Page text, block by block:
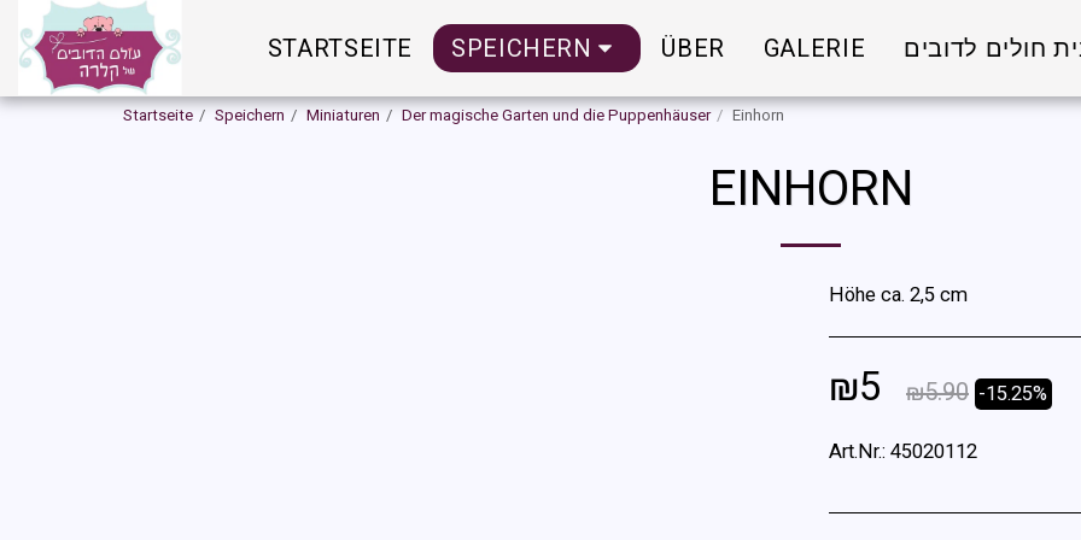
STARTSEITE SPEICHERN ÜBER GALERIE חולים לדובים
Startseite Speichern Miniaturen Der magische Garten und die Puppenhäuser Einhorn
EINHORN
Höhe ca. 2,5 cm
₪5 ₪5.90 -15.25%
Art.Nr.: 45020112